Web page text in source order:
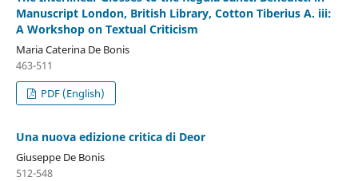
Manuscript London, British Library, Cotton Tiberius A. iii:
A Workshop on Textual Criticism
Maria Caterina De Bonis
463-511
PDF (English)
Una nuova edizione critica di Deor
Giuseppe De Bonis
512-548